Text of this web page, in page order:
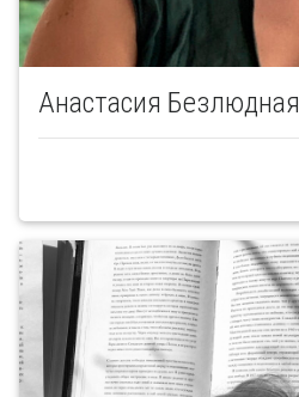
Анастасия Безлюдная